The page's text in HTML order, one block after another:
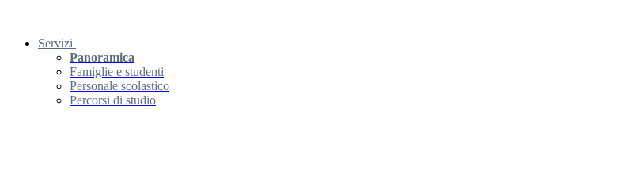
Servizi
Panoramica
Famiglie e studenti
Personale scolastico
Percorsi di studio